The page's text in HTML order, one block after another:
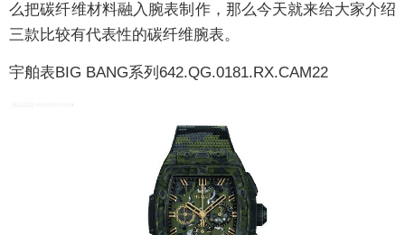
么把碳纤维材料融入腕表制作，那么今天就来给大家介绍
三款比较有代表性的碳纤维腕表。
宇舶表BIG BANG系列642.QG.0181.RX.CAM22